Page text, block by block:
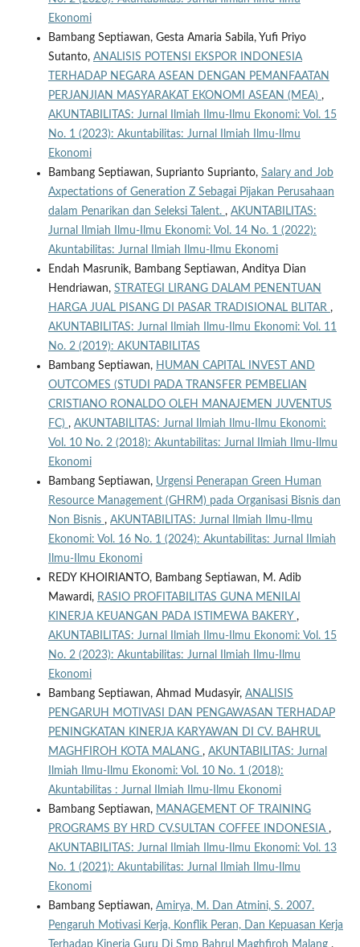
Ekonomi
Bambang Septiawan, Gesta Amaria Sabila, Yufi Priyo
Sutanto, ANALISIS POTENSI EKSPOR INDONESIA
TERHADAP NEGARA ASEAN DENGAN PEMANFAATAN
PERJANJIAN MASYARAKAT EKONOMI ASEAN (MEA) ,
AKUNTABILITAS: Jurnal Ilmiah Ilmu-Ilmu Ekonomi: Vol. 15
No. 1 (2023): Akuntabilitas: Jurnal Ilmiah Ilmu-Ilmu
Ekonomi
Bambang Septiawan, Suprianto Suprianto, Salary and Job
Axpectations of Generation Z Sebagai Pijakan Perusahaan
dalam Penarikan dan Seleksi Talent. , AKUNTABILITAS:
Jurnal Ilmiah Ilmu-Ilmu Ekonomi: Vol. 14 No. 1 (2022):
Akuntabilitas: Jurnal Ilmiah Ilmu-Ilmu Ekonomi
Endah Masrunik, Bambang Septiawan, Anditya Dian
Hendriawan, STRATEGI LIRANG DALAM PENENTUAN
HARGA JUAL PISANG DI PASAR TRADISIONAL BLITAR ,
AKUNTABILITAS: Jurnal Ilmiah Ilmu-Ilmu Ekonomi: Vol. 11
No. 2 (2019): AKUNTABILITAS
Bambang Septiawan, HUMAN CAPITAL INVEST AND
OUTCOMES (STUDI PADA TRANSFER PEMBELIAN
CRISTIANO RONALDO OLEH MANAJEMEN JUVENTUS
FC) , AKUNTABILITAS: Jurnal Ilmiah Ilmu-Ilmu Ekonomi:
Vol. 10 No. 2 (2018): Akuntabilitas: Jurnal Ilmiah Ilmu-Ilmu
Ekonomi
Bambang Septiawan, Urgensi Penerapan Green Human
Resource Management (GHRM) pada Organisasi Bisnis dan
Non Bisnis , AKUNTABILITAS: Jurnal Ilmiah Ilmu-Ilmu
Ekonomi: Vol. 16 No. 1 (2024): Akuntabilitas: Jurnal Ilmiah
Ilmu-Ilmu Ekonomi
REDY KHOIRIANTO, Bambang Septiawan, M. Adib
Mawardi, RASIO PROFITABILITAS GUNA MENILAI
KINERJA KEUANGAN PADA ISTIMEWA BAKERY ,
AKUNTABILITAS: Jurnal Ilmiah Ilmu-Ilmu Ekonomi: Vol. 15
No. 2 (2023): Akuntabilitas: Jurnal Ilmiah Ilmu-Ilmu
Ekonomi
Bambang Septiawan, Ahmad Mudasyir, ANALISIS
PENGARUH MOTIVASI DAN PENGAWASAN TERHADAP
PENINGKATAN KINERJA KARYAWAN DI CV. BAHRUL
MAGHFIROH KOTA MALANG , AKUNTABILITAS: Jurnal
Ilmiah Ilmu-Ilmu Ekonomi: Vol. 10 No. 1 (2018):
Akuntabilitas : Jurnal Ilmiah Ilmu-Ilmu Ekonomi
Bambang Septiawan, MANAGEMENT OF TRAINING
PROGRAMS BY HRD CV.SULTAN COFFEE INDONESIA ,
AKUNTABILITAS: Jurnal Ilmiah Ilmu-Ilmu Ekonomi: Vol. 13
No. 1 (2021): Akuntabilitas: Jurnal Ilmiah Ilmu-Ilmu
Ekonomi
Bambang Septiawan, Amirya, M. Dan Atmini, S. 2007.
Pengaruh Motivasi Kerja, Konflik Peran, Dan Kepuasan Kerja